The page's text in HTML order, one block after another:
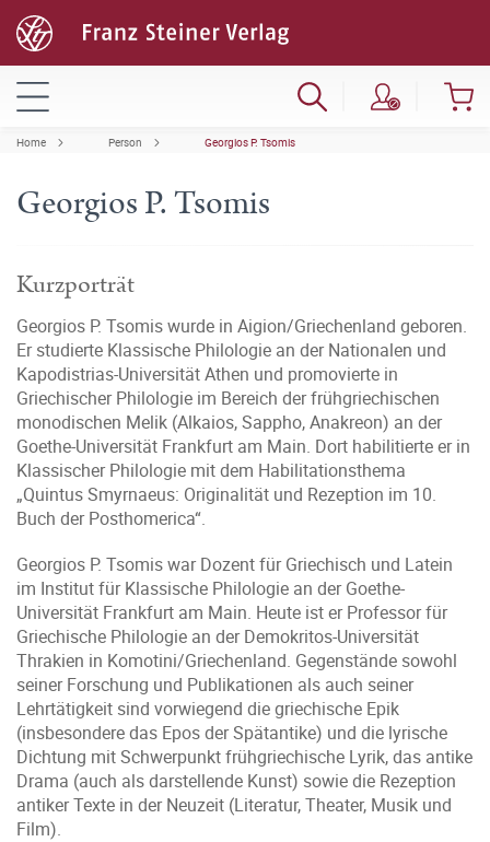
Home Person Georgios P. Tsomis
Georgios P. Tsomis
Kurzporträt
Georgios P. Tsomis wurde in Aigion/Griechenland geboren.
Er studierte Klassische Philologie an der Nationalen und
Kapodistrias-Universität Athen und promovierte in
Griechischer Philologie im Bereich der frühgriechischen
monodischen Melik (Alkaios, Sappho, Anakreon) an der
Goethe-Universität Frankfurt am Main. Dort habilitierte er in
Klassischer Philologie mit dem Habilitationsthema
„Quintus Smyrnaeus: Originalität und Rezeption im 10.
Buch der Posthomerica“.
Georgios P. Tsomis war Dozent für Griechisch und Latein
im Institut für Klassische Philologie an der Goethe-
Universität Frankfurt am Main. Heute ist er Professor für
Griechische Philologie an der Demokritos-Universität
Thrakien in Komotini/Griechenland. Gegenstände sowohl
seiner Forschung und Publikationen als auch seiner
Lehrtätigkeit sind vorwiegend die griechische Epik
(insbesondere das Epos der Spätantike) und die lyrische
Dichtung mit Schwerpunkt frühgriechische Lyrik, das antike
Drama (auch als darstellende Kunst) sowie die Rezeption
antiker Texte in der Neuzeit (Literatur, Theater, Musik und
Film).